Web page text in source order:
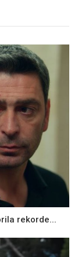
rekorde...